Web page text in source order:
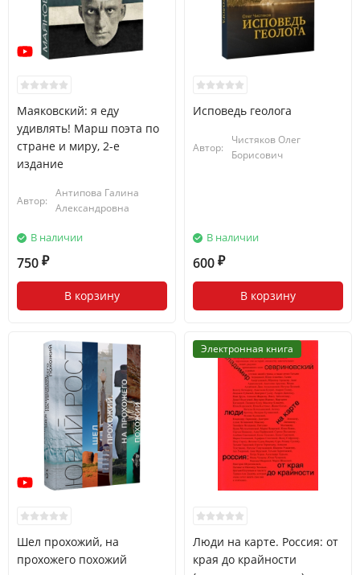
Маяковский: я еду
удивлять! Марш поэта по
стране и миру, 2-е
издание
Автор:
Антипова Галина
Александровна
В наличии
750 ₽
В корзину
Исповедь геолога
Автор:
Чистяков Олег
Борисович
В наличии
600 ₽
В корзину
Шел прохожий, на
прохожего похожий
Электронная книга
Люди на карте. Россия: от
края до крайности